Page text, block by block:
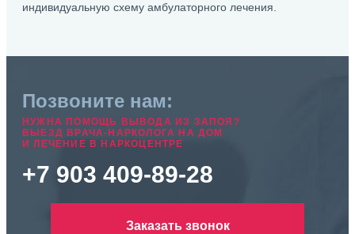
индивидуальную схему амбулаторного лечения.
Позвоните нам:
НУЖНА ПОМОЩЬ ВЫВОДА ИЗ ЗАПОЯ?
ВЫЕЗД ВРАЧА-НАРКОЛОГА НА ДОМ
И ЛЕЧЕНИЕ В НАРКОЦЕНТРЕ
+7 903 409-89-28
Заказать звонок